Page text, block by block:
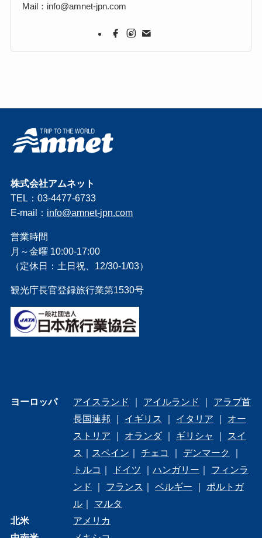
Mail：info@amnet-jpn.com
株式会社アムネット
TEL：03-4477-6733
E-mail： info@amnet-jpn.com
営業時間
月～金曜 10:00-17:00
（定休日：土日祝、12/30-1/03）
観光庁長官登録旅行業第1530号
ヨーロッパ アイスランド ｜ アイルランド ｜ アラブ首
長国連邦 ｜ イギリス ｜ イタリア ｜ オー
ストリア ｜ オランダ｜ ギリシャ ｜
スイ
ス ｜ スペイン ｜ チェコ ｜ デンマーク
｜
トルコ ｜ ドイツ ｜ ハンガリー ｜ フィンラ
ンド
｜ フランス ｜ ベルギー ｜ ポルトガ
ル｜ マルタ
北米
アメリカ